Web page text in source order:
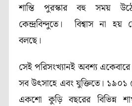
শান্তি পুরস্কার বহু সময়
কেন্দ্রবিন্দুতে।
বিশ্বাস না হয়
বলছে।
সেই পরিসংখ্যানই অবশ্য
সব উৎসাহে এবং যুক্তিতে। ১৯০১
একশো কুড়ি বছরের বিভিন্ন